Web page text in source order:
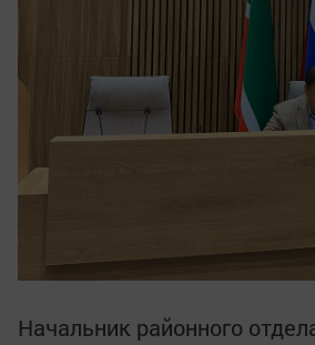
Начальник районного